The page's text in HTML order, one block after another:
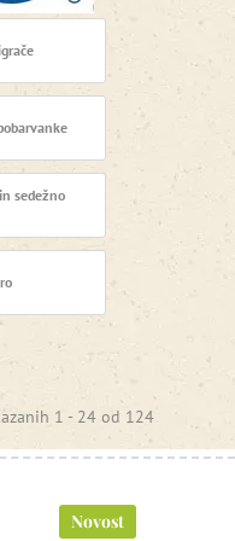
sedežno
1 - 24 od 124
Novost